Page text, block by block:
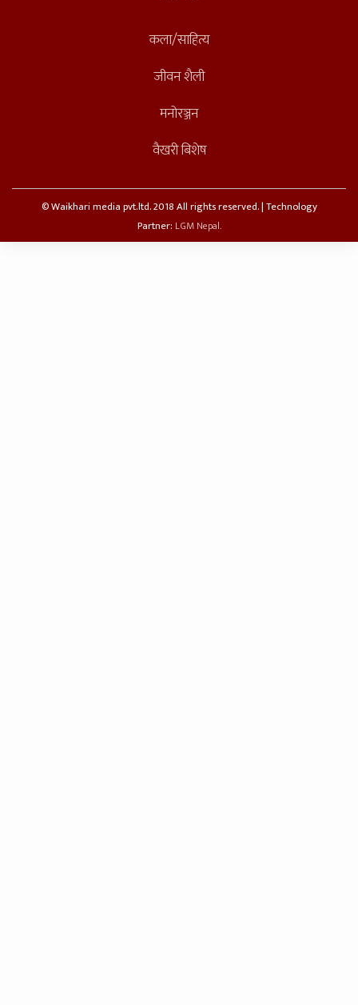
कला/साहित्य
जीवन शैली
मनोरञ्जन
वैखरी बिशेष
© Waikhari media pvt.ltd. 2018 All rights reserved. | Technology
Partner: LGM Nepal.